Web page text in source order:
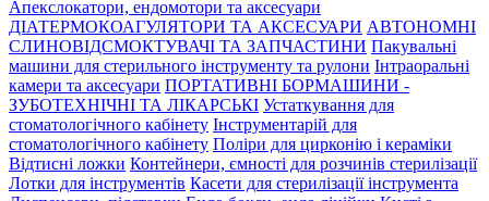
Апекслокатори, ендомотори та аксесуари
ДІАТЕРМОКОАГУЛЯТОРИ ТА АКСЕСУАРИ АВТОНОМНІ
СЛИНОВІДСМОКТУВАЧІ ТА ЗАПЧАСТИНИ Пакувальні
машини для стерильного інструменту та рулони Інтраоральні
камери та аксесуари ПОРТАТИВНІ БОРМАШИНИ -
ЗУБОТЕХНІЧНІ ТА ЛІКАРСЬКІ Устаткування для
стоматологічного кабінету Інструментарій для
стоматологічного кабінету Поліри для цирконію і кераміки
Відтисні ложки Контейнери, ємності для розчинів стерилізації
Лотки для інструментів Касети для стерилізації інструмента